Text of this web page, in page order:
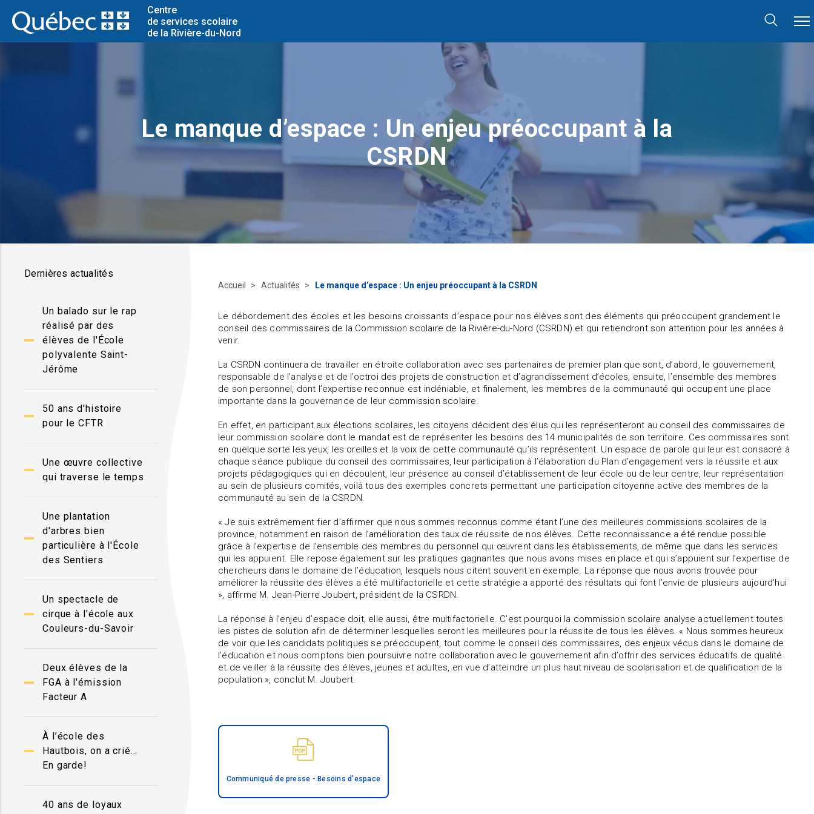
Centre
de services scolaire
de la Rivière-du-Nord
Le manque d’espace : Un enjeu préoccupant à la
CSRDN
Dernières actualités
Un balado sur le rap
réalisé par des
élèves de l'École
polyvalente Saint-
Jérôme
50 ans d'histoire
pour le CFTR
Une œuvre collective
qui traverse le temps
Une plantation
d'arbres bien
particulière à l'École
des Sentiers
Un spectacle de
cirque à l'école aux
Couleurs-du-Savoir
Deux élèves de la
FGA à l'émission
Facteur A
À l’école des
Hautbois, on a crié…
En garde!
40 ans de loyaux
Accueil Actualités Le manque d’espace : Un enjeu préoccupant à la CSRDN
Le débordement des écoles et les besoins croissants d’espace pour nos élèves sont des éléments qui préoccupent grandement le
conseil des commissaires de la Commission scolaire de la Rivière-du-Nord (CSRDN) et qui retiendront son attention pour les années à
venir.
La CSRDN continuera de travailler en étroite collaboration avec ses partenaires de premier plan que sont, d’abord, le gouvernement,
responsable de l’analyse et de l’octroi des projets de construction et d’agrandissement d’écoles, ensuite, l’ensemble des membres
de son personnel, dont l’expertise reconnue est indéniable, et finalement, les membres de la communauté qui occupent une place
importante dans la gouvernance de leur commission scolaire.
En effet, en participant aux élections scolaires, les citoyens décident des élus qui les représenteront au conseil des commissaires de
leur commission scolaire dont le mandat est de représenter les besoins des 14 municipalités de son territoire. Ces commissaires sont
en quelque sorte les yeux, les oreilles et la voix de cette communauté qu’ils représentent. Un espace de parole qui leur est consacré à
chaque séance publique du conseil des commissaires, leur participation à l’élaboration du Plan d’engagement vers la réussite et aux
projets pédagogiques qui en découlent, leur présence au conseil d’établissement de leur école ou de leur centre, leur représentation
au sein de plusieurs comités, voilà tous des exemples concrets permettant une participation citoyenne active des membres de la
communauté au sein de la CSRDN.
« Je suis extrêmement fier d’affirmer que nous sommes reconnus comme étant l’une des meilleures commissions scolaires de la
province, notamment en raison de l’amélioration des taux de réussite de nos élèves. Cette reconnaissance a été rendue possible
grâce à l’expertise de l’ensemble des membres du personnel qui œuvrent dans les établissements, de même que dans les services
qui les appuient. Elle repose également sur les pratiques gagnantes que nous avons mises en place et qui s’appuient sur l’expertise de
chercheurs dans le domaine de l’éducation, lesquels nous citent souvent en exemple. La réponse que nous avons trouvée pour
améliorer la réussite des élèves a été multifactorielle et cette stratégie a apporté des résultats qui font l’envie de plusieurs aujourd’hui
», affirme M. Jean-Pierre Joubert, président de la CSRDN.
La réponse à l’enjeu d’espace doit, elle aussi, être multifactorielle. C’est pourquoi la commission scolaire analyse actuellement toutes
les pistes de solution afin de déterminer lesquelles seront les meilleures pour la réussite de tous les élèves. « Nous sommes heureux
de voir que les candidats politiques se préoccupent, tout comme le conseil des commissaires, des enjeux vécus dans le domaine de
l’éducation et nous comptons bien poursuivre notre collaboration avec le gouvernement afin d’offrir des services éducatifs de qualité
et de veiller à la réussite des élèves, jeunes et adultes, en vue d’atteindre un plus haut niveau de scolarisation et de qualification de la
population », conclut M. Joubert.
Communiqué de presse - Besoins d'espace